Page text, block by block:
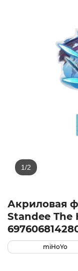
Акриловая
Standee The
miHoYo